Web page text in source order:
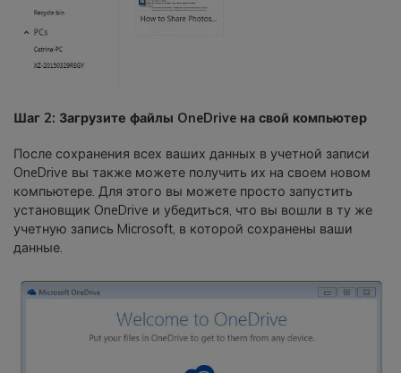
Шаг 2: Загрузите файлы OneDrive на свой компьютер
После сохранения всех ваших данных в учетной записи
OneDrive вы также можете получить их на своем новом
компьютере. Для этого вы можете просто запустить
установщик OneDrive и убедиться, что вы вошли в ту же
учетную запись Microsoft, в которой сохранены ваши
данные.